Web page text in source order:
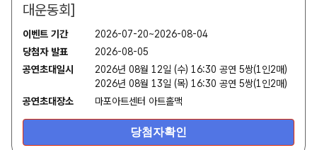
대운동회]
이벤트 기간
2026-07-20~2026-08-04
당첨자 발표
2026-08-05
공연초대일시
2026년 08월 12일 (수) 16:30 공연 5쌍(1인2매)
2026년 08월 13일 (목) 16:30 공연 5쌍(1인2매)
공연초대장소
마포아트센터 아트홀맥
당첨자확인